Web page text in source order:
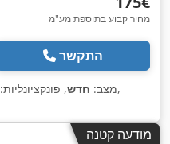
מחיר קבוע בתוספת מע"מ
התקשר
מצב: חדש, פונקציונליות: ,
מודעה קטנה